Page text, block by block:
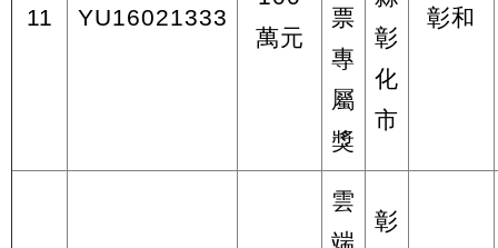
11 YU16021333
萬元
票
專
屬
獎
彰
化
市
彰和
雲
端
彰